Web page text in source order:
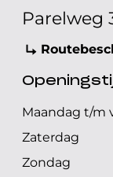
Parelweg
Maandag t/m
Zaterdag
Zondag